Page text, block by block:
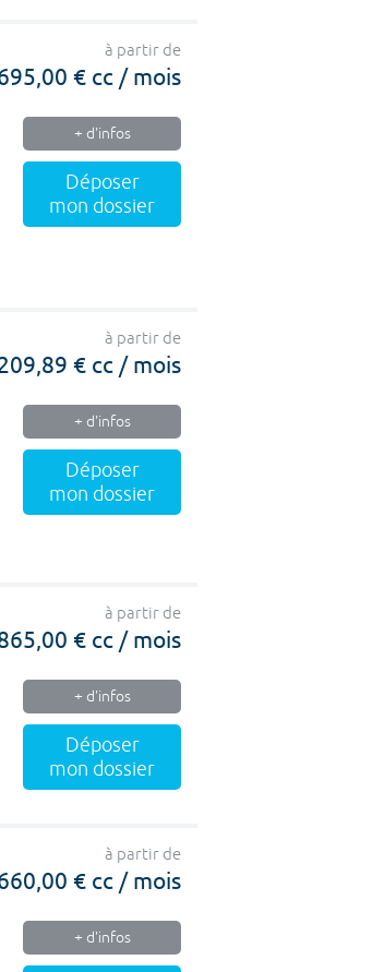
à partir de
€ cc / mois
+ d'infos
Déposer
mon dossier
à partir de
€ cc / mois
+ d'infos
Déposer
mon dossier
à partir de
€ cc / mois
+ d'infos
Déposer
mon dossier
à partir de
€ cc / mois
+ d'infos